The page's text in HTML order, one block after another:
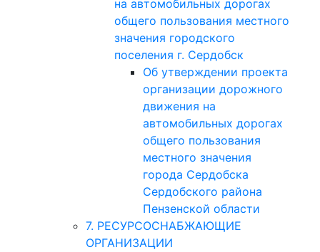
на автомобильных дорогах
общего пользования местного
значения городского
поселения г. Сердобск
Об утверждении проекта
организации дорожного
движения на
автомобильных дорогах
общего пользования
местного значения
города Сердобска
Сердобского района
Пензенской области
7. РЕСУРСОСНАБЖАЮЩИЕ
ОРГАНИЗАЦИИ